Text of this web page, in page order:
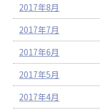
2017年8月
2017年7月
2017年6月
2017年5月
2017年4月